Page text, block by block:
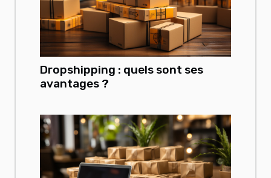
Dropshipping : quels sont ses
avantages ?